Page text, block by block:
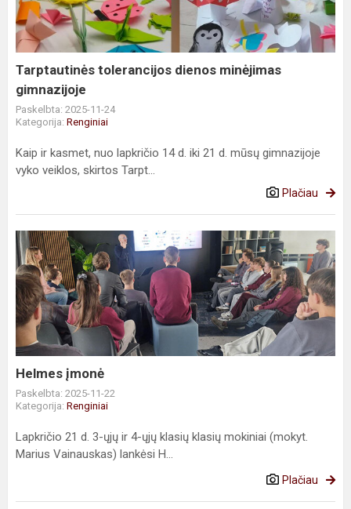
gimnazijoje
Tarptautinės tolerancijos dienos minėjimas
gimnazijoje
Paskelbta: 2025-11-24
Kategorija: Renginiai
Kaip ir kasmet, nuo lapkričio 14 d. iki 21 d. mūsų gimnazijoje
vyko veiklos, skirtos Tarpt...
Plačiau
Helmes
įmonė
Helmes įmonė
Paskelbta: 2025-11-22
Kategorija: Renginiai
Lapkričio 21 d. 3-ųjų ir 4-ųjų klasių klasių mokiniai (mokyt.
Marius Vainauskas) lankėsi H...
Plačiau